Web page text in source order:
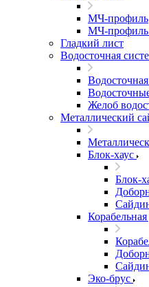
МЧ-профиль
МЧ-профиль
Гладкий лист
Водосточная
Желоб
Металлический
Блок-хаус
Блок-
Корабельная
Эко-брус